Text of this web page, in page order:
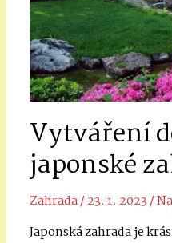
Vytváření
japonské
Zahrada/23. 1. 2023/
Japonská zahrada je